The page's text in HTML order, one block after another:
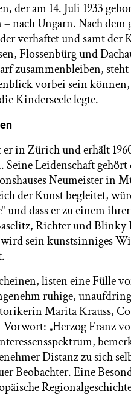
der am 14. Juli 1933
nach Ungarn. Nach dem
verhaftet und samt der
Flossenbürg und
zusammenbleiben,
vorbei sein
Kinderseele legte.
in Zürich und erhält
Leidenschaft
Neumeister in
der Kunst begleitet,
und dass er zu einem
Richter und Blinky
sein kunstsinniges
listen eine Fülle
ruhige,
Marita Krauss,
„Herzog Franz
Distanz zu sich
Beobachter. Eine